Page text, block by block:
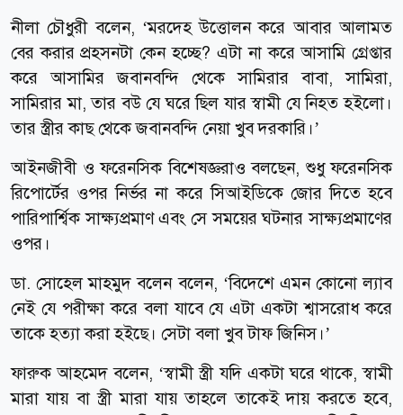
নীলা চৌধুরী বলেন, ‘মরদেহ উত্তোলন করে আবার আলামত
বের করার প্রহসনটা কেন হচ্ছে? এটা না করে আসামি গ্রেপ্তার
করে আসামির জবানবন্দি থেকে সামিরার বাবা, সামিরা,
সামিরার মা, তার বউ যে ঘরে ছিল যার স্বামী যে নিহত হইলো।
তার স্ত্রীর কাছ থেকে জবানবন্দি নেয়া খুব দরকারি।’
আইনজীবী ও ফরেনসিক বিশেষজ্ঞরাও বলছেন, শুধু ফরেনসিক
রিপোর্টের ওপর নির্ভর না করে সিআইডিকে জোর দিতে হবে
পারিপার্শ্বিক সাক্ষ্যপ্রমাণ এবং সে সময়ের ঘটনার সাক্ষ্যপ্রমাণের
ওপর।
ডা. সোহেল মাহমুদ বলেন বলেন, ‘বিদেশে এমন কোনো ল্যাব
নেই যে পরীক্ষা করে বলা যাবে যে এটা একটা শ্বাসরোধ করে
তাকে হত্যা করা হইছে। সেটা বলা খুব টাফ জিনিস।’
ফারুক আহমেদ বলেন, ‘স্বামী স্ত্রী যদি একটা ঘরে থাকে, স্বামী
মারা যায় বা স্ত্রী মারা যায় তাহলে তাকেই দায় করতে হবে,